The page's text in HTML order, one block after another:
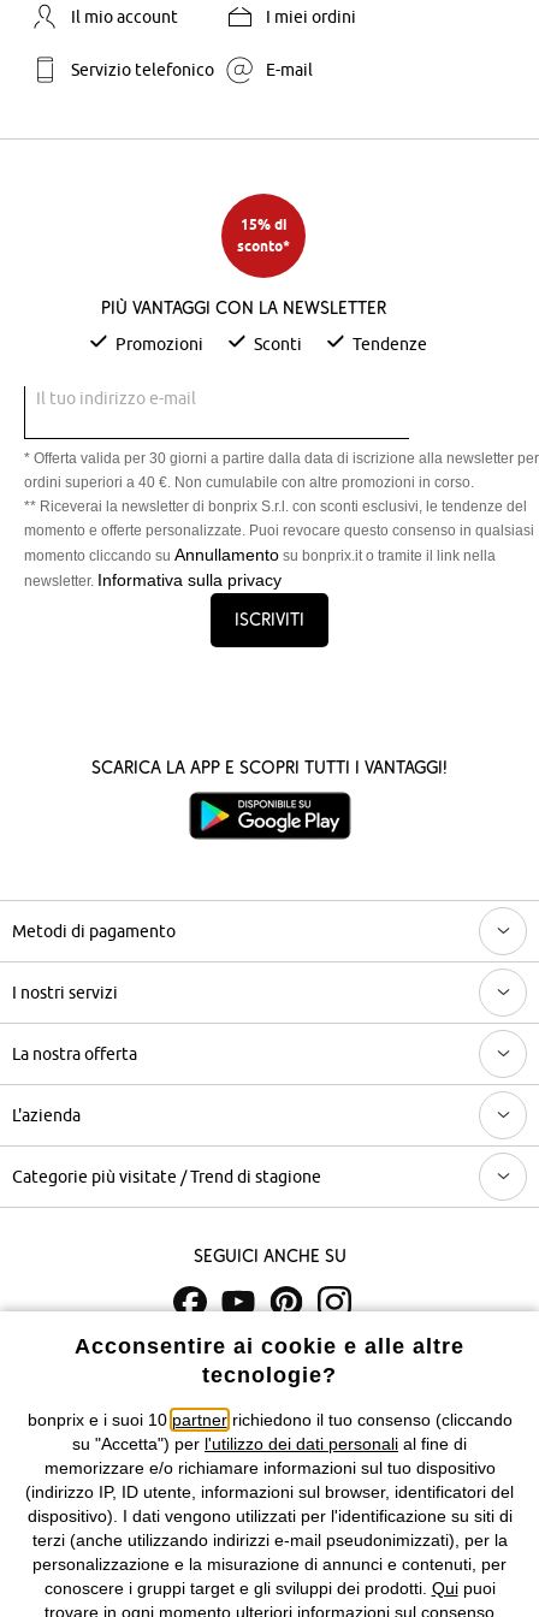
Il mio account I miei ordini
Servizio telefonico E-mail
15% di
sconto*
Più vantaggi con la newsletter
Promozioni Sconti Tendenze
Il tuo indirizzo e-mail
* Offerta valida per 30 giorni a partire dalla data di iscrizione alla newsletter per
ordini superiori a 40 €. Non cumulabile con altre promozioni in corso.
** Riceverai la newsletter di bonprix S.r.l. con sconti esclusivi, le tendenze del
momento e offerte personalizzate. Puoi revocare questo consenso in qualsiasi
momento cliccando su Annullamento su bonprix.it o tramite il link nella
newsletter. Informativa sulla privacy
Iscriviti
Scarica la App e scopri tutti i vantaggi!
Metodi di pagamento
I nostri servizi
La nostra offerta
L'azienda
Categorie più visitate / Trend di stagione
Seguici anche su
I prezzi sono IVA inclusa. Non includonole spese di spedizione e i
costi di servizio.
Condizioni di vendita Accessibilità
Informativa privacy e cookie Gestione dei cookie
Informazioni legali Diritto di recesso
©2026 bonprix.Tutti i diritti riservati.
Acconsentire ai cookie e alle altre
tecnologie?
bonprix e i suoi 10 partnerrichiedono il tuo consenso (cliccando
su "Accetta") per l'utilizzo dei dati personali al fine di
memorizzare e/o richiamare informazioni sul tuo dispositivo
(indirizzo IP, ID utente, informazioni sul browser, identificatori del
dispositivo). I dati vengono utilizzati per l'identificazione su siti di
terzi (anche utilizzando indirizzi e-mail pseudonimizzati), per la
personalizzazione e la misurazione di annunci e contenuti, per
conoscere i gruppi target e gli sviluppi dei prodotti. Quipuoi
trovare in ogni momento ulteriori informazioni sul consenso